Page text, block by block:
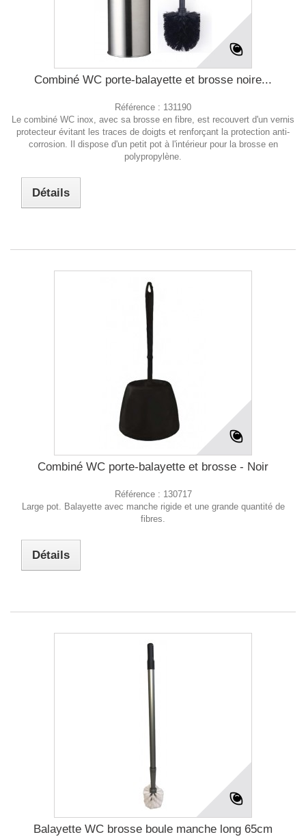
Combiné WC porte-balayette et brosse noire...
Référence : 131190
Le combiné WC inox, avec sa brosse en fibre, est recouvert d'un vernis
protecteur évitant les traces de doigts et renforçant la protection anti-
corrosion. Il dispose d'un petit pot à l'intérieur pour la brosse en
polypropylène.
Détails
Combiné WC porte-balayette et brosse - Noir
Référence : 130717
Large pot. Balayette avec manche rigide et une grande quantité de
fibres.
Détails
Balayette WC brosse boule manche long 65cm